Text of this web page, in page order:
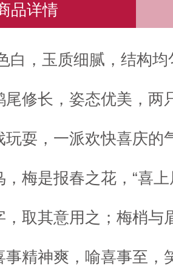
品详情
白，玉质细腻，结构均
尾修长，姿态优美，两
玩耍，一派欢快喜庆的
，梅是报春之花，“喜
，取其意用之；梅梢与
事精神爽，喻喜事至，